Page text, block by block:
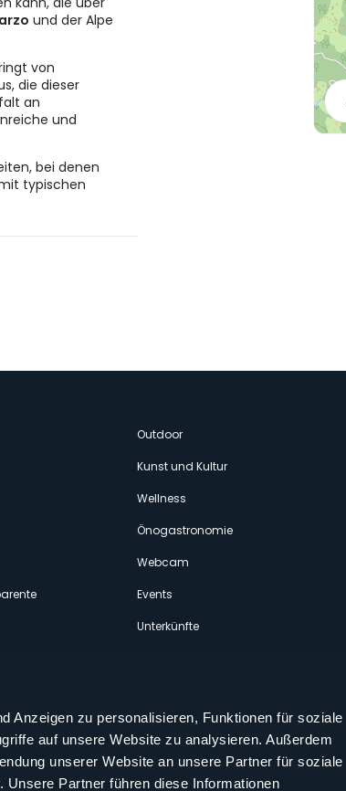
Anzeigen zu personalisieren, Funktionen für soziale
auf unsere Website zu analysieren. Außerdem
unserer Website an unsere Partner für soziale
Unsere Partner führen diese Informationen
und der Alpe
von
die dieser
an
und
bei denen
typischen
Outdoor
Kunst und Kultur
Wellness
Önogastronomie
Webcam
Events
Unterkünfte
Folgen Sie uns auf unseren sozialen